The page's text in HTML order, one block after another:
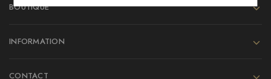
BOUTIQUE
INFORMATION
CONTACT